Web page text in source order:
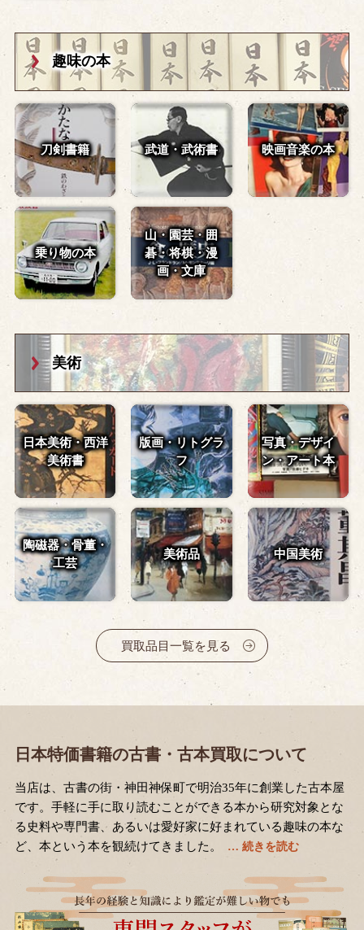
趣味の本
刀剣書籍 武道・武術書 映画音楽の本
乗り物の本
山・園芸・囲
碁・将棋・漫
画・文庫
美術
日本美術・西洋
美術書
版画・リトグラ
フ
写真・デザイ
ン・アート本
陶磁器・骨董・
工芸
美術品 中国美術
買取品目一覧を見る
日本特価書籍の古書・古本買取について
当店は、古書の街・神田神保町で明治35年に創業した古本屋
です。手軽に手に取り読むことができる本から研究対象とな
る史料や専門書、あるいは愛好家に好まれている趣味の本な
ど、本という本を観続けてきました。